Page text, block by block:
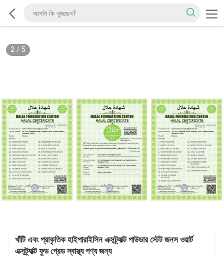
2/ 5
খাঁটি এবং প্রাকৃতিক হাইপারাইসিন এক্সট্র্যাক্ট পাউডার স্টেট জনস ওয়ার্ট
এক্সট্র্যাক্ট ফুড গ্রেড স্বাস্থ্য পণ্য জন্য